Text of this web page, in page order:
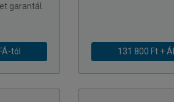
garantál.
tól 131 800 Ft +